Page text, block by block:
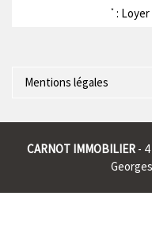
* :
Mentions légales
Intracommunautaire : * |
CARNOT IMMOBILIER -